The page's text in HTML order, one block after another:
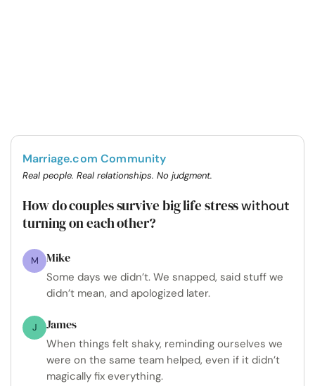
Marriage.com Community
Real people. Real relationships. No judgment.
How do couples survive big life stresswithout
turning on each other?
M Mike
Some days we didn’t. We snapped, said stuff we
didn’t mean, and apologized later.
J James
When things felt shaky, reminding ourselves we
were on the same team helped, even if it didn’t
magically fix everything.